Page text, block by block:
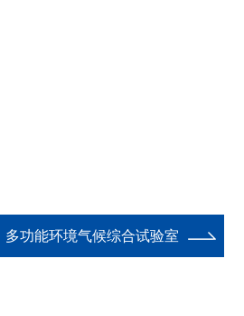
多功能环境气候综合试验室